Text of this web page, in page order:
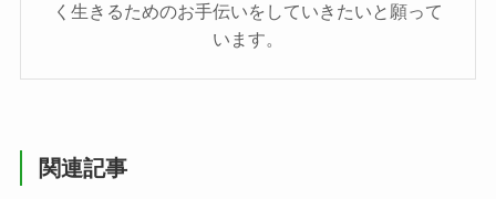
く生きるためのお手伝いをしていきたいと願って
います。
関連記事